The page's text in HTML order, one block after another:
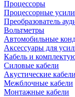
Процессоры
Процессорные
Преобразователь
Вольтметры
Автомобильные
Аксессуары для
Кабель и
Силовые кабели
Акустические кабели
Межблочные кабели
Монтажные кабели